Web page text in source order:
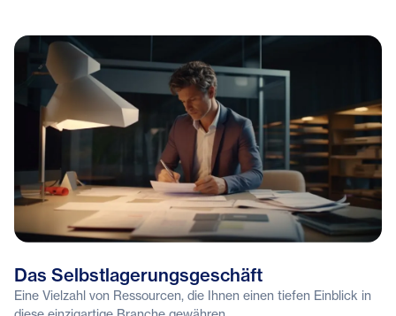
Das Selbstlagerungsgeschäft
Eine Vielzahl von Ressourcen, die Ihnen einen tiefen Einblick in